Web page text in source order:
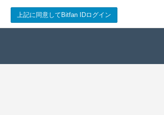
上記に同意してBitfan IDログイン